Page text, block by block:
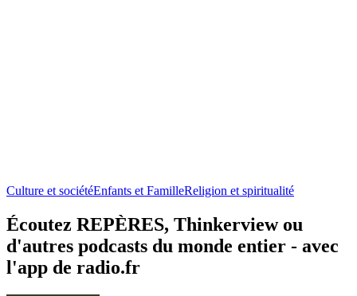
Culture et sociétéEnfants et FamilleReligion et spiritualité
Écoutez REPÈRES, Thinkerview ou
d'autres podcasts du monde entier - avec
l'app de radio.fr